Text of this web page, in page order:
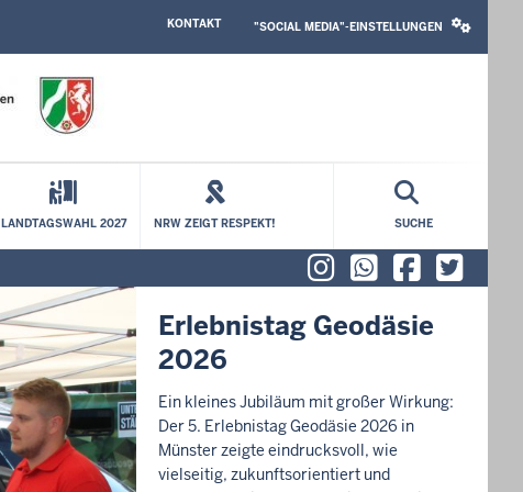
TOPKONTAKT
MEDIA
"SOCIAL MEDIA"-EINSTELLUNGEN
LANDTAGSWAHL 2027 NRW ZEIGT RESPEKT! SUCHE
InstagramX
Erlebnistag Geodäsie
2026
Ein kleines Jubiläum mit großer Wirkung:
Der 5. Erlebnistag Geodäsie 2026 in
Münster zeigte eindrucksvoll, wie
vielseitig, zukunftsorientiert und